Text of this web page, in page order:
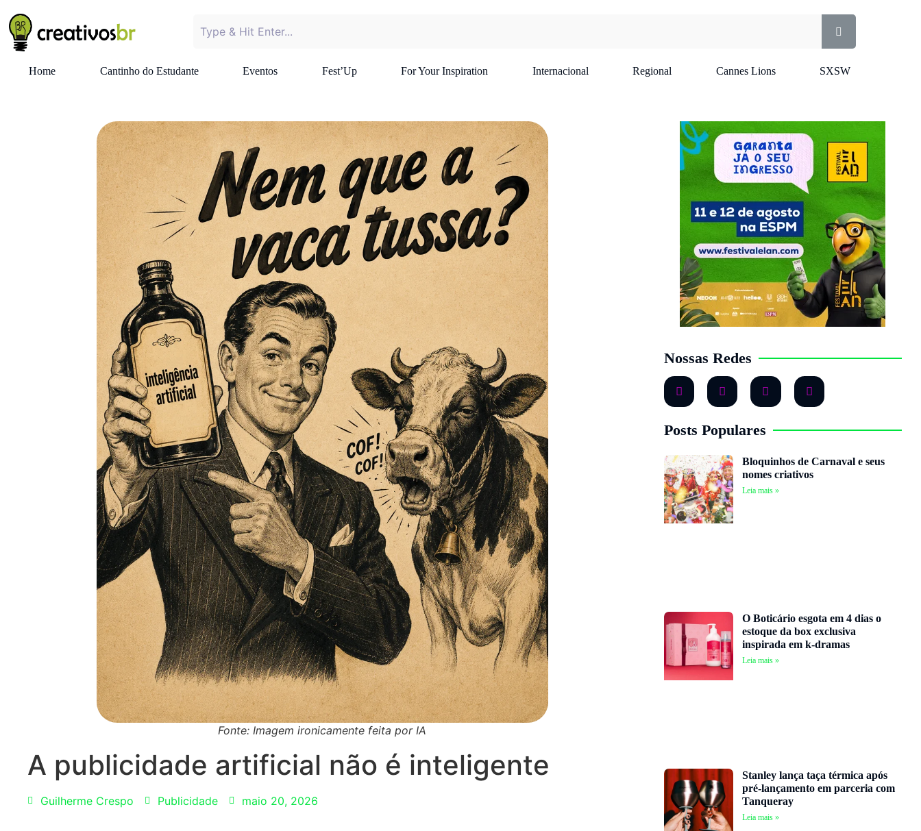
Home Cantinho do Estudante Eventos Fest’Up For Your Inspiration Internacional Regional Cannes Lions SXSW
Fonte: Imagem ironicamente feita por IA
A publicidade artificial não é inteligente
Guilherme Crespo Publicidade maio 20, 2026
Nossas Redes
Posts Populares
Bloquinhos de Carnaval e seus
nomes criativos
Leia mais »
O Boticário esgota em 4 dias o
estoque da box exclusiva
inspirada em k-dramas
Leia mais »
Stanley lança taça térmica após
pré-lançamento em parceria com
Tanqueray
Leia mais »